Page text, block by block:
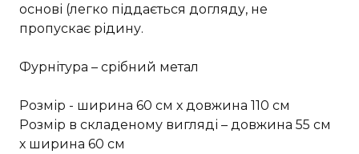
основі (легко піддається догляду, не
пропускає рідину.
Фурнітура – срібний метал
Розмір - ширина 60 см х довжина 110 см
Розмір в складеному вигляді – довжина 55 см
х ширина 60 см